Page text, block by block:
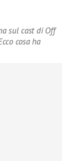
sul cast di Off
cosa ha